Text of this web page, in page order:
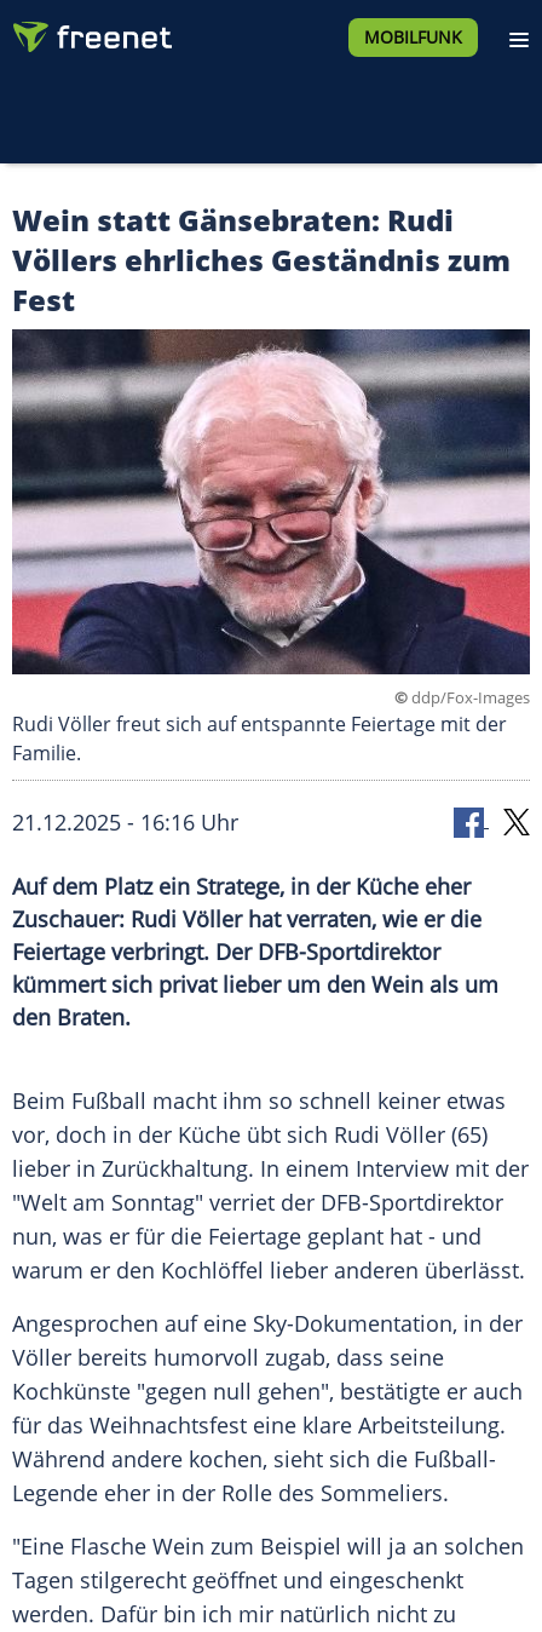
MOBILFUNK
Wein statt Gänsebraten: Rudi
Völlers ehrliches Geständnis zum
Fest
©ddp/Fox-Images
Rudi Völler freut sich auf entspannte Feiertage mit der
Familie.
21.12.2025 - 16:16 Uhr
Auf dem Platz ein Stratege, in der Küche eher
Zuschauer: Rudi Völler hat verraten, wie er die
Feiertage verbringt. Der DFB-Sportdirektor
kümmert sich privat lieber um den Wein als um
den Braten.
Beim Fußball macht ihm so schnell keiner etwas
vor, doch in der Küche übt sich Rudi Völler (65)
lieber in Zurückhaltung. In einem Interview mit der
"Welt am Sonntag" verriet der DFB-Sportdirektor
nun, was er für die Feiertage geplant hat - und
warum er den Kochlöffel lieber anderen überlässt.
Angesprochen auf eine Sky-Dokumentation, in der
Völler bereits humorvoll zugab, dass seine
Kochkünste "gegen null gehen", bestätigte er auch
für das Weihnachtsfest eine klare Arbeitsteilung.
Während andere kochen, sieht sich die Fußball-
Legende eher in der Rolle des Sommeliers.
"Eine Flasche Wein zum Beispiel will ja an solchen
Tagen stilgerecht geöffnet und eingeschenkt
werden. Dafür bin ich mir natürlich nicht zu